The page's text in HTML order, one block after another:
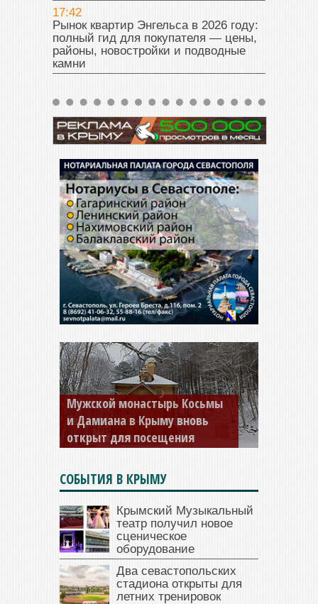
17:42
Рынок квартир Энгельса в 2026 году:
полный гид для покупателя — цены,
районы, новостройки и подводные
камни
Мужской монастырь Косьмы
и Дамиана в Крыму вновь
открыт для посещения
СОБЫТИЯ В КРЫМУ
Крымский Музыкальный
театр получил новое
сценическое
оборудование
Два севастопольских
стадиона открыты для
летних тренировок